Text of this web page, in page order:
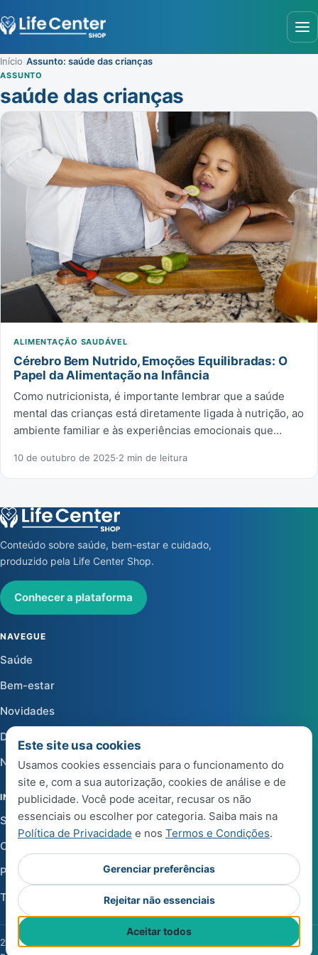
Início Assunto: saúde das crianças
ASSUNTO
saúde das crianças
ALIMENTAÇÃO SAUDÁVEL
Cérebro Bem Nutrido, Emoções Equilibradas: O
Papel da Alimentação na Infância
Como nutricionista, é importante lembrar que a saúde
mental das crianças está diretamente ligada à nutrição, ao
ambiente familiar e às experiências emocionais que…
10 de outubro de 2025·2 min de leitura
Conteúdo sobre saúde, bem-estar e cuidado,
produzido pela Life Center Shop.
Conhecer a plataforma
NAVEGUE
Saúde
Bem-estar
Novidades
Dicas
Notícias
INSTITUCIONAL
Sobre a Life Center Shop
Central de Ajuda
Política de Privacidade
Termos e Condições de Uso
2026 Life Center Blog. Todos os direitos reservados.
Este site usa cookies
Usamos cookies essenciais para o funcionamento do
site e, com a sua autorização, cookies de análise e de
publicidade. Você pode aceitar, recusar os não
essenciais ou escolher por categoria. Saiba mais na
Política de Privacidade e nos Termos e Condições.
Gerenciar preferências
Rejeitar não essenciais
Aceitar todos